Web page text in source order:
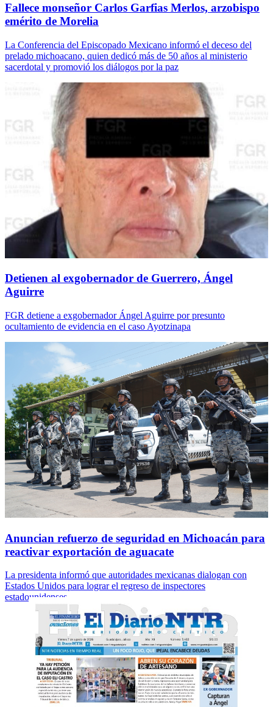
Fallece monseñor Carlos Garfias Merlos, arzobispo
emérito de Morelia
La Conferencia del Episcopado Mexicano informó el deceso del
prelado michoacano, quien dedicó más de 50 años al ministerio
sacerdotal y promovió los diálogos por la paz
Detienen al exgobernador de Guerrero, Ángel
Aguirre
FGR detiene a exgobernador Ángel Aguirre por presunto
ocultamiento de evidencia en el caso Ayotzinapa
Anuncian refuerzo de seguridad en Michoacán para
reactivar exportación de aguacate
La presidenta informó que autoridades mexicanas dialogan con
Estados Unidos para lograr el regreso de inspectores
estadounidenses